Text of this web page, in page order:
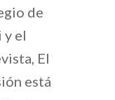
de
y el
El
está